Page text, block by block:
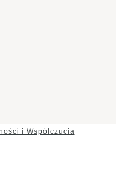
i Współczucia